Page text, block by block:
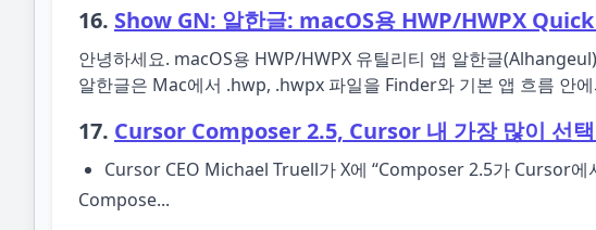
16. Show GN: 알한글: macOS용 HWP/HWPX
안녕하세요. macOS용 HWP/HWPX 유틸리티 앱 알한글
알한글은 Mac에서 .hwp, .hwpx 파일을 Finder와 기본 앱 흐름 안
17. Cursor Composer 2.5, Cursor 내 가장 많이 선
Cursor CEO Michael Truell가 X에 “Composer 2.5가 Cursor
Compose...